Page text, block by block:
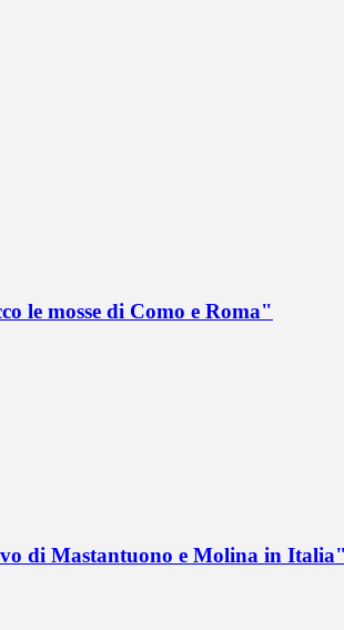
le mosse di Como e Roma"
di Mastantuono e Molina in